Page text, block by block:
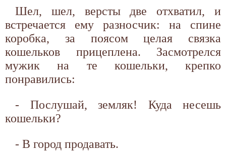
Шел, шел, версты две отхватил, и
встречается ему разносчик: на спине
коробка, за поясом целая связка
кошельков прицеплена. Засмотрелся
мужик на те кошельки, крепко
понравились:
- Послушай, земляк! Куда несешь
кошельки?
- В город продавать.